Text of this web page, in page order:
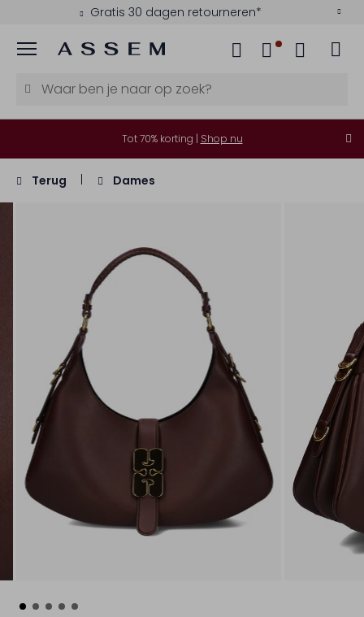
Gratis 30 dagen retourneren*
Menu
Tot 70% korting | Shop nu
Terug Dames